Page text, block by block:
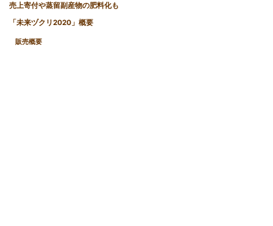
売上寄付や蒸留副産物の肥料化も
「未来ヅクリ2020」概要
販売概要